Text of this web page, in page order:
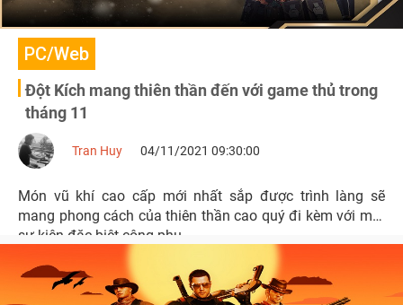
PC/Web
Đột Kích mang thiên thần đến với game thủ trong
tháng 11
Tran Huy 04/11/2021 09:30:00
Món vũ khí cao cấp mới nhất sắp được trình làng sẽ
mang phong cách của thiên thần cao quý đi kèm với một
sự kiện đặc biệt công phu.